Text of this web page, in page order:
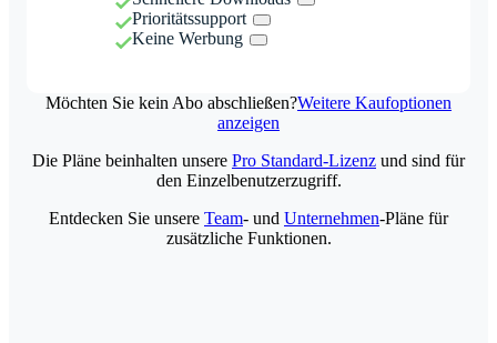
Prioritätssupport
Keine Werbung
Möchten Sie kein Abo abschließen?Weitere Kaufoptionen
anzeigen
Die Pläne beinhalten unsere Pro Standard-Lizenz und sind für
den Einzelbenutzerzugriff.
Entdecken Sie unsere Team- und Unternehmen-Pläne für
zusätzliche Funktionen.